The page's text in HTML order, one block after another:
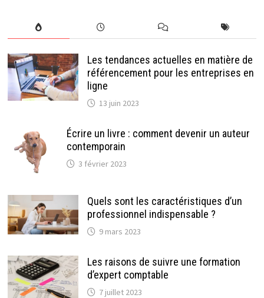
Les tendances actuelles en matière de
référencement pour les entreprises en
ligne
13 juin 2023
Écrire un livre : comment devenir un auteur
contemporain
3 février 2023
Quels sont les caractéristiques d’un
professionnel indispensable ?
9 mars 2023
Les raisons de suivre une formation
d’expert comptable
7 juillet 2023